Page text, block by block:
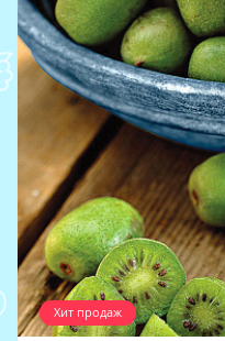
Хит продаж